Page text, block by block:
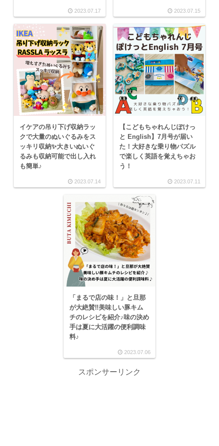
2023.07.17 2023.07.15
イケアの吊り下げ収納ラッ
クで大量のぬいぐるみをス
ッキリ収納✨大きいぬいぐ
るみも収納可能で出し入れ
も簡単♪
2023.07.14
【こどもちゃれんじぽけっ
と English】7月号が届い
た！大好きな乗り物パズル
で楽しく英語を覚えちゃお
う！
2023.07.11
「まるで店の味！」と旦那
が大絶賛‼美味しい豚キム
チのレシピを紹介♪味の決め
手は夏に大活躍の便利調味
料♪
2023.07.06
スポンサーリンク